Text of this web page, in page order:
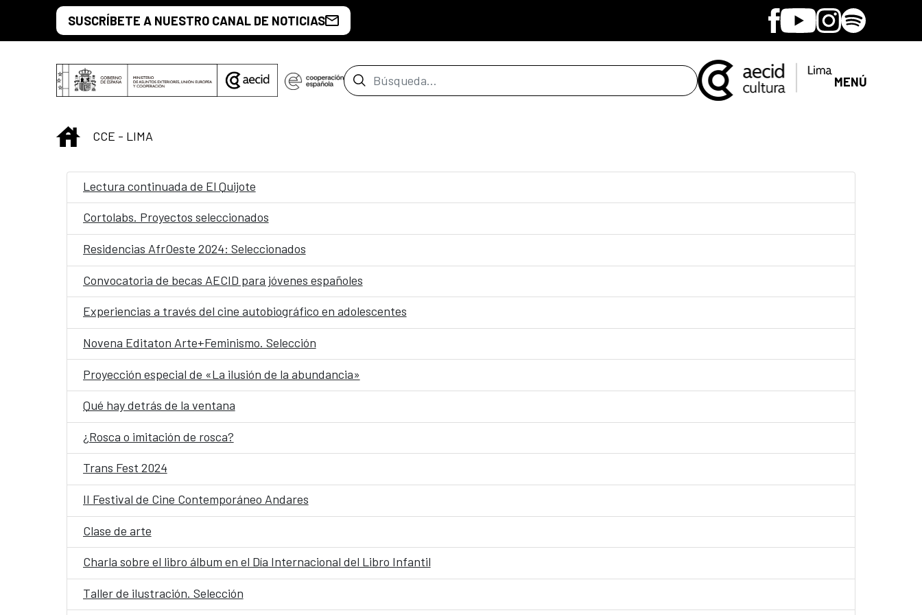
Saltar al contenido principal
SUSCRÍBETE A NUESTRO CANAL DE NOTICIAS Facebook
YoutubeInstagram
Spotify
Barra de búsqueda MENÚ
INICIO
CCE - LIMA
Lectura continuada de El Quijote
Cortolabs. Proyectos seleccionados
Residencias AfrOeste 2024: Seleccionados
Convocatoria de becas AECID para jóvenes españoles
Experiencias a través del cine autobiográfico en adolescentes
Novena Editaton Arte+Feminismo. Selección
Proyección especial de «La ilusión de la abundancia»
Qué hay detrás de la ventana
¿Rosca o imitación de rosca?
Trans Fest 2024
II Festival de Cine Contemporáneo Andares
Clase de arte
Charla sobre el libro álbum en el Día Internacional del Libro Infantil
Taller de ilustración. Selección